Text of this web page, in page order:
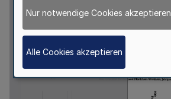
Nur notwendige Cookies akzeptieren
Alle Cookies akzeptieren